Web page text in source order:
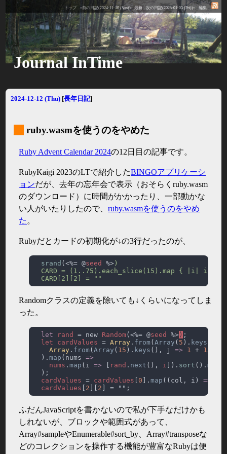
トップ «前の日記(2024-11-10 (Sun)) 最新 次の日記(2025-01-03 (Fri))» 編集
Journal InTime
2024-12-12 (Thu) [長年日記]
ruby.wasmを使うのをやめた
Ruby Advent Calendar 2024の12日目の記事です。
RubyKaigi 2023のLTで紹介したBINGOアプリケーシ
ョンだが、去年の忘年会で表示（おそらくruby.wasm
のダウンロード）に時間がかかったり、一部動かな
い人がいたりしたので、ruby.wasmを使うのをやめ
た 。
Rubyだとカードの初期化が↓の3行だったのが、
srand (<%= @seed %>
Randomクラスの定義を除いても↓くらいになってしま
った。
let rand = new Random(<%= @seed %> )
let cardValues = Array . from(Array ( 5 ). keys
Array . from(Array ( 15 ). keys (), j => 1 + 15
  ).
map (nums
nums .map (i => [ rand . next (), i ]). sort ().map
cardValues = cardValues [ 0 ].map ((col, i) =>
cardValues [ 2 ][ 2
ふだんJavaScriptを書かないので私が下手なだけかも
しれないが、ブロックや範囲式があって、
Array#sampleやEnumerable#sort_by、Array#transposeな
どのコレクションを操作する機能が豊富なRubyは便